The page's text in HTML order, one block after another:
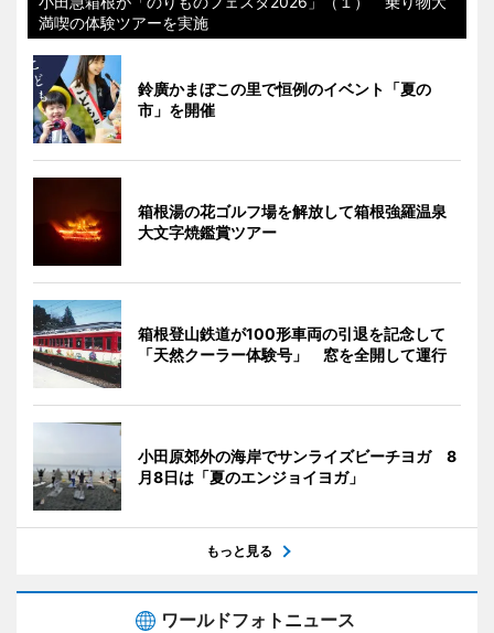
満喫の体験ツアーを実施
鈴廣かまぼこの里で恒例のイベント「夏の
市」を開催
箱根湯の花ゴルフ場を解放して箱根強羅温泉
大文字焼鑑賞ツアー
箱根登山鉄道が100形車両の引退を記念して
「天然クーラー体験号」 窓を全開して運行
小田原郊外の海岸でサンライズビーチヨガ 8
月8日は「夏のエンジョイヨガ」
もっと見る
ワールドフォトニュース